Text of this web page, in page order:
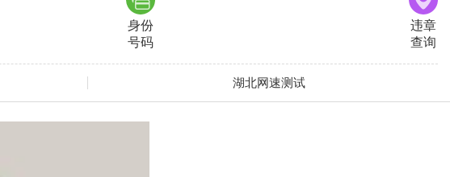
身份
号码
违章
查询
湖北网速测试